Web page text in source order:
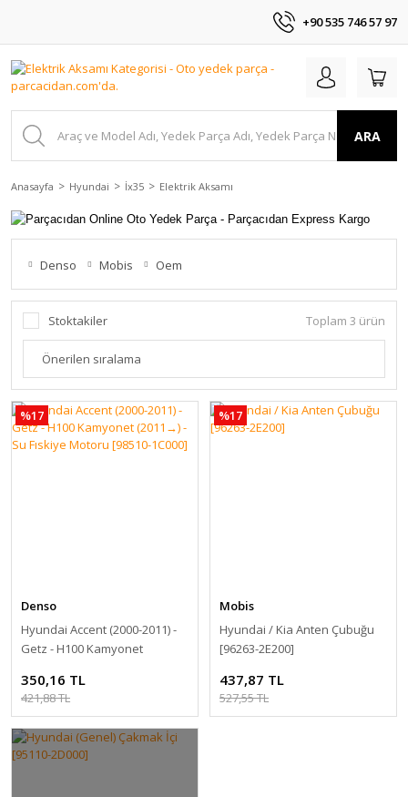
+90 535 746 57 97
ARA
Anasayfa Hyundai İx35 Elektrik Aksamı
Denso Mobis Oem
Stoktakiler Toplam 3 ürün
%17
Denso
Hyundai Accent (2000-2011) -
Getz - H100 Kamyonet
[98510-1C000]
350,16 TL
421,88 TL
%17
Mobis
Hyundai / Kia Anten Çubuğu
[96263-2E200]
437,87 TL
527,55 TL